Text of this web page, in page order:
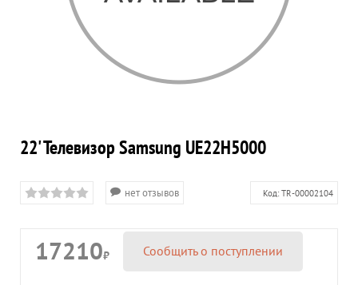
22' Телевизор Samsung UE22H5000
нет отзывов Код: TR-00002104
17210₽ Сообщить о поступлении